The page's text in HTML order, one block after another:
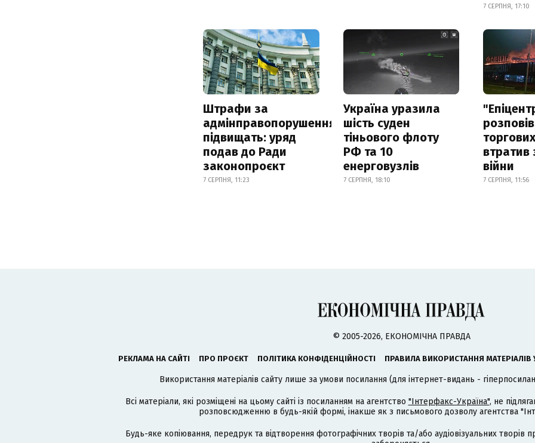
7 СЕРПНЯ, 17:10
Штрафи за
адмінправопорушення
підвищать: уряд
подав до Ради
законопроєкт
7 СЕРПНЯ, 11:23
Україна уразила
шість суден
тіньового флоту
РФ та 10
енерговузлів
7 СЕРПНЯ, 18:10
втратив
війни
7 СЕРПНЯ, 11:56
© 2005-2026, ЕКОНОМІЧНА ПРАВДА
РЕКЛАМА НА САЙТІ ПРО ПРОЄКТ ПОЛІТИКА КОНФІДЕНЦІЙНОСТІ ПРАВИЛА ВИКОРИСТАННЯ МАТЕРІАЛІВ
Використання матеріалів сайту лише за умови посилання (для інтернет-видань -
Всі матеріали, які розміщені на цьому сайті із посиланням на агентство "Інтерфакс-Україна", не
розповсюдженню в будь-якій формі, інакше як з письмового дозволу агентства
Будь-яке копіювання, передрук та відтворення фотографічних творів та/або аудіовізуальних